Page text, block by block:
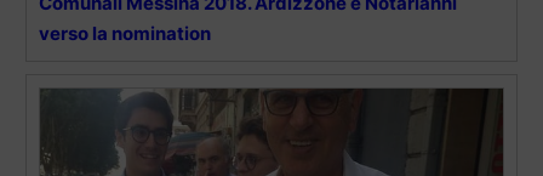
verso la nomination